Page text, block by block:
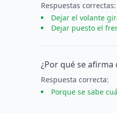
Respuestas correctas:
Dejar el volante
Dejar puesto el
¿Por qué se
Respuesta correcta:
Porque se sabe